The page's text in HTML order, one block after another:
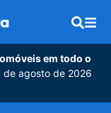
em todo o
de agosto de 2026